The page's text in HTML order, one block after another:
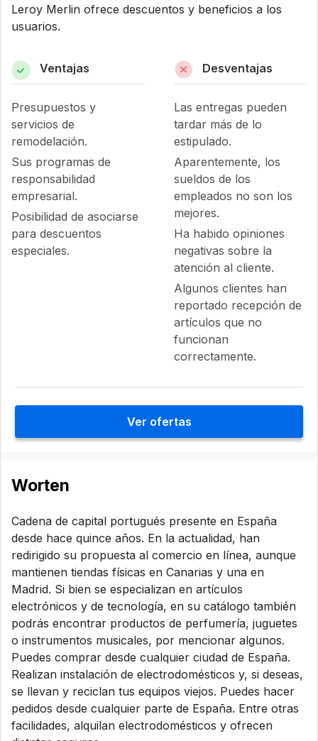
Leroy Merlin ofrece descuentos y beneficios a los
usuarios.
Ventajas
Presupuestos y
servicios de
remodelación.
Sus programas de
responsabilidad
empresarial.
Posibilidad de asociarse
para descuentos
especiales.
Desventajas
Las entregas pueden
tardar más de lo
estipulado.
Aparentemente, los
sueldos de los
empleados no son los
mejores.
Ha habido opiniones
negativas sobre la
atención al cliente.
Algunos clientes han
reportado recepción de
artículos que no
funcionan
correctamente.
Ver ofertas
Worten
Cadena de capital portugués presente en España
desde hace quince años. En la actualidad, han
redirigido su propuesta al comercio en línea, aunque
mantienen tiendas físicas en Canarias y una en
Madrid. Si bien se especializan en artículos
electrónicos y de tecnología, en su catálogo también
podrás encontrar productos de perfumería, juguetes
o instrumentos musicales, por mencionar algunos.
Puedes comprar desde cualquier ciudad de España.
Realizan instalación de electrodomésticos y, si deseas,
se llevan y reciclan tus equipos viejos. Puedes hacer
pedidos desde cualquier parte de España. Entre otras
facilidades, alquilan electrodomésticos y ofrecen